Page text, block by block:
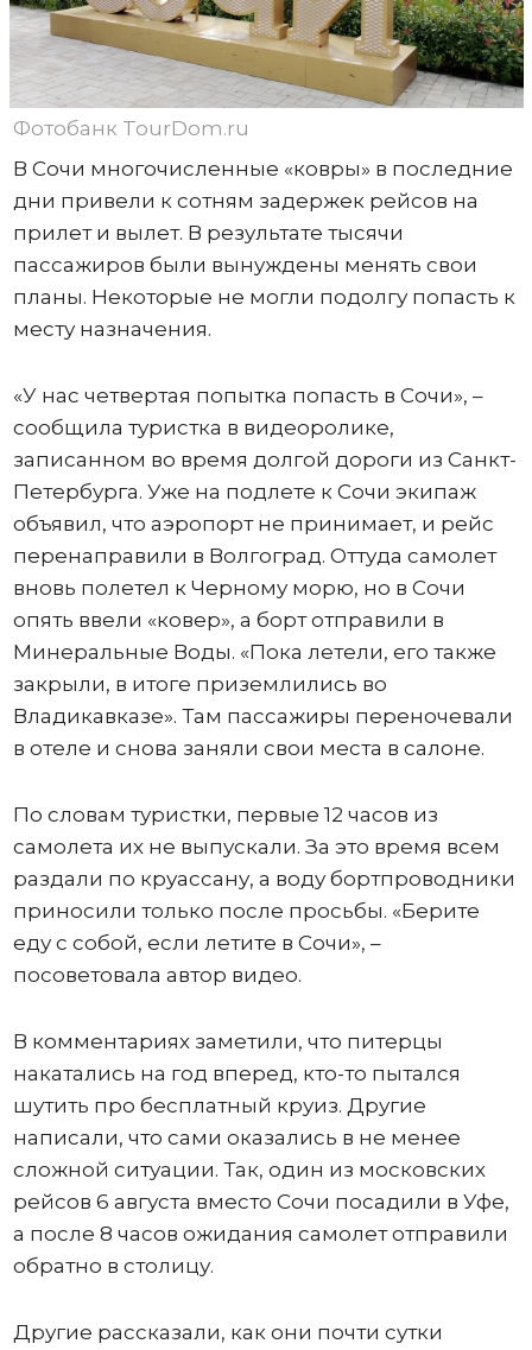
Фотобанк TourDom.ru
В Сочи многочисленные «ковры» в последние
дни привели к сотням задержек рейсов на
прилет и вылет. В результате тысячи
пассажиров были вынуждены менять свои
планы. Некоторые не могли подолгу попасть к
месту назначения.
«У нас четвертая попытка попасть в Сочи», –
сообщила туристка в видеоролике,
записанном во время долгой дороги из Санкт-
Петербурга. Уже на подлете к Сочи экипаж
объявил, что аэропорт не принимает, и рейс
перенаправили в Волгоград. Оттуда самолет
вновь полетел к Черному морю, но в Сочи
опять ввели «ковер», а борт отправили в
Минеральные Воды. «Пока летели, его также
закрыли, в итоге приземлились во
Владикавказе». Там пассажиры переночевали
в отеле и снова заняли свои места в салоне.
По словам туристки, первые 12 часов из
самолета их не выпускали. За это время всем
раздали по круассану, а воду бортпроводники
приносили только после просьбы. «Берите
еду с собой, если летите в Сочи», –
посоветовала автор видео.
В комментариях заметили, что питерцы
накатались на год вперед, кто-то пытался
шутить про бесплатный круиз. Другие
написали, что сами оказались в не менее
сложной ситуации. Так, один из московских
рейсов 6 августа вместо Сочи посадили в Уфе,
а после 8 часов ожидания самолет отправили
обратно в столицу.
Другие рассказали, как они почти сутки